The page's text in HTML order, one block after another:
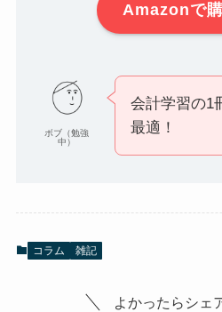
Amazonで
ボブ（勉強
中）
会計学習の1
最適！
コラム 雑記
よかったらシェ